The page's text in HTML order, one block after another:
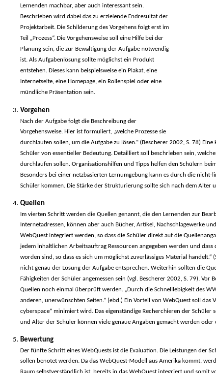
Lernenden machbar, aber auch interessant sein.
Beschrieben wird dabei das zu erzielende Endresultat der
Projektarbeit. Die Schilderung des Vorgehens folgt erst im
Teil „Prozess“. Die Vorgehensweise soll eine Hilfe bei der
Planung sein, die zur Bewältigung der Aufgabe notwendig
ist. Als Aufgabenlösung sollte möglichst ein Produkt
entstehen. Dieses kann beispielsweise ein Plakat, eine
Internetseite, eine Homepage, ein Rollenspiel oder eine
mündliche Präsentation sein.
Vorgehen
Nach der Aufgabe folgt die Beschreibung der
Vorgehensweise. Hier ist formuliert, „welche Prozesse sie
durchlaufen sollen, um die Aufgabe zu lösen.“ (Bescherer 2002, S. 78)
Schüler von essentieller Bedeutung. Detailliert soll beschrieben sein,
durchlaufen sollen. Organisationshilfen und Tipps helfen den Schülern
Besonders bei einer netzbasierten Lernumgebung kann es durch die
Schüler kommen. Die Stärke der Strukturierung sollte sich nach dem Alter
Quellen
Im vierten Schritt werden die Quellen genannt, die den Lernenden zur
Internetadressen, können aber auch Bücher, Artikel, Nachschlagewerke
WebQuest integriert werden, so dass die Schüler direkt auf die
jedem inhaltlichen Arbeitsauftrag Ressourcen angegeben werden und
worden sind, so dass es sich um möglichst zuverlässiges Material
nicht genau der Lösung der Aufgabe entsprechen. Weiterhin sollten die
Fähigkeiten der Schüler angemessen sein (vgl. Bescherer 2002, S. 79). Vor
Quellen noch einmal überprüft werden. „Durch die Schnelllebigkeit des
anderen, unerwünschten Seiten.“ (ebd.) Ein Vorteil von WebQuest soll das
cyberspace“ minimiert wird. Das eigenständige Recherchieren der
und Alter der Schüler können viele genaue Angaben gemacht werden
Bewertung
Der fünfte Schritt eines WebQuests ist die Evaluation. Die Leistungen der
sollen benotet werden. Da das WebQuest-Modell aus Amerika kommt,